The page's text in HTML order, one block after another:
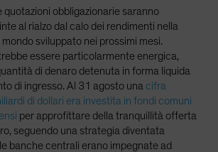
quotazioni obbligazionarie saranno
al rialzo dal calo dei rendimenti nella
sviluppato nei prossimi mesi.
essere particolarmente energica,
di denaro detenuta in forma liquida
di ingresso. Al 31 agosto una cifra
di dollari era investita in fondi comuni
per approfittare della tranquillità offerta
seguendo una strategia diventata
banche centrali erano impegnate ad